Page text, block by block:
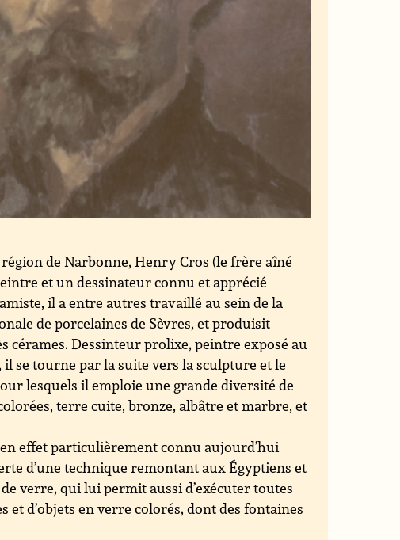
de Narbonne, Henry Cros (le frère aîné
et un dessinateur connu et apprécié
il a entre autres travaillé au sein de la
de porcelaines de Sèvres, et produisit
cérames. Dessinteur prolixe, peintre exposé au
il se tourne par la suite vers la sculpture et le
lesquels il emploie une grande diversité de
terre cuite, bronze, albâtre et marbre, et
effet particulièrement connu aujourd’hui
d’une technique remontant aux Égyptiens et
verre, qui lui permit aussi d’exécuter toutes
et d’objets en verre colorés, dont des fontaines